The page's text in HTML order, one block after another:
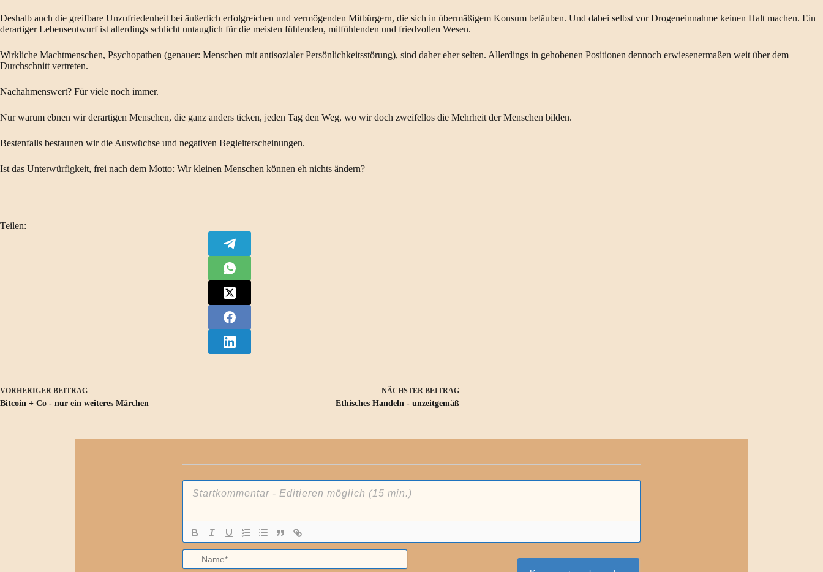
Deshalb auch die greifbare Unzufriedenheit bei äußerlich erfolgreichen und vermögenden Mitbürgern, die sich in übermäßigem Konsum betäuben. Und dabei selbst vor Drogeneinnahme keinen Halt machen. Ein
derartiger Lebensentwurf ist allerdings schlicht untauglich für die meisten fühlenden, mitfühlenden und friedvollen Wesen.
Wirkliche Machtmenschen, Psychopathen (genauer: Menschen mit antisozialer Persönlichkeitsstörung), sind daher eher selten. Allerdings in gehobenen Positionen dennoch erwiesenermaßen weit über dem
Durchschnitt vertreten.
Nachahmenswert? Für viele noch immer.
Nur warum ebnen wir derartigen Menschen, die ganz anders ticken, jeden Tag den Weg, wo wir doch zweifellos die Mehrheit der Menschen bilden.
Bestenfalls bestaunen wir die Auswüchse und negativen Begleiterscheinungen.
Ist das Unterwürfigkeit, frei nach dem Motto: Wir kleinen Menschen können eh nichts ändern?
Teilen:
VORHERIGER BEITRAG
Bitcoin + Co - nur ein weiteres Märchen
NÄCHSTER BEITRAG
Ethisches Handeln - unzeitgemäß
N